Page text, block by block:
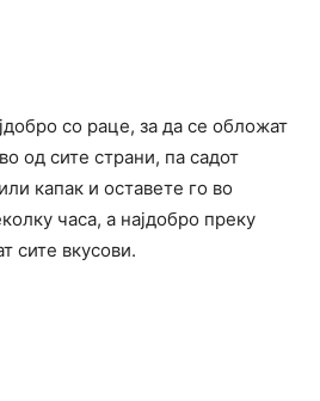
со раце, за да се обложат
од сите страни, па садот
капак и оставете го во
часа, а најдобро преку
сите вкусови.